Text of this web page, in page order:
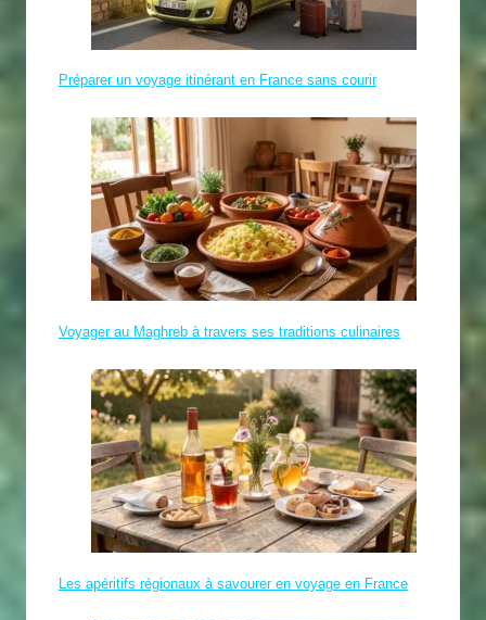
Préparer un voyage itinérant en France sans courir
Voyager au Maghreb à travers ses traditions culinaires
Les apéritifs régionaux à savourer en voyage en France